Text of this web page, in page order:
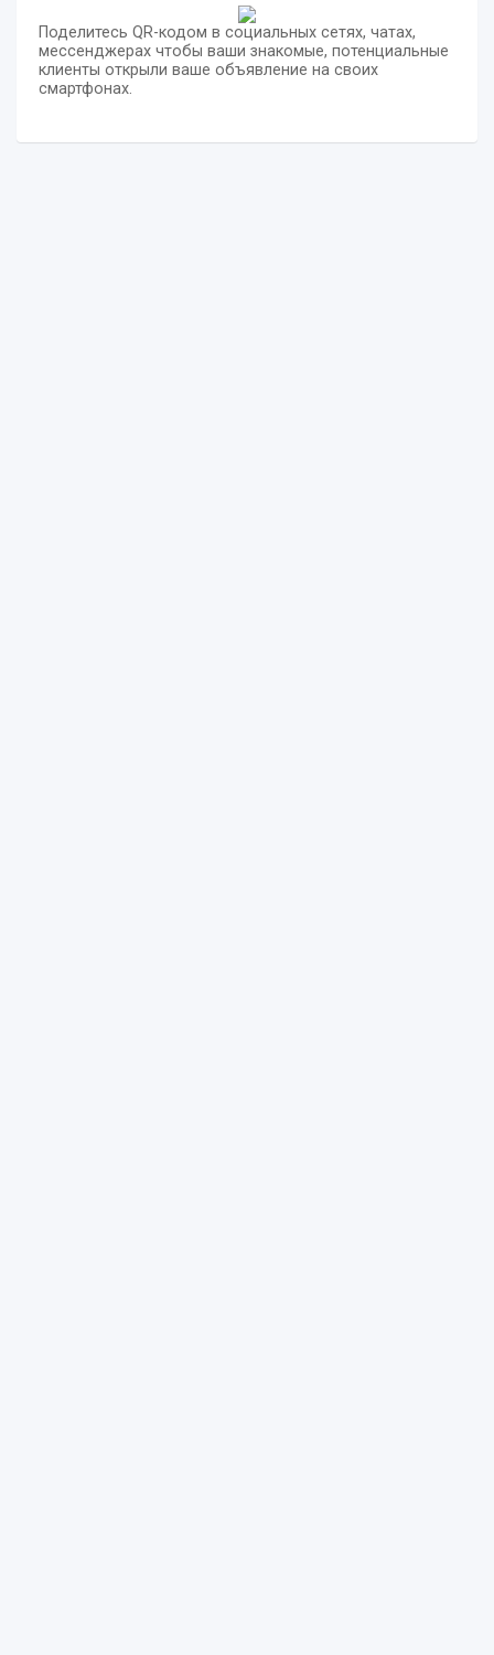
Поделитесь QR-кодом в социальных сетях, чатах,
мессенджерах чтобы ваши знакомые, потенциальные
клиенты открыли ваше объявление на своих
смартфонах.